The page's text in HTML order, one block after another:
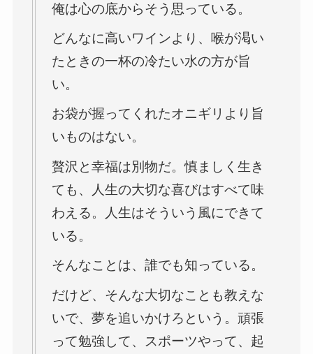
俺は心の底からそう思っている。
どんなに高いワインより、喉が渇い
たときの一杯の冷たい水の方が旨
い。
お袋が握ってくれたオニギリより旨
いものはない。
贅沢と幸福は別物だ。慎ましく生き
ても、人生の大切な喜びはすべて味
わえる。人生はそういう風にできて
いる。
そんなことは、誰でも知っている。
だけど、そんな大切なことも教えな
いで、夢を追いかけろという。頑張
って勉強して、スポーツやって、起